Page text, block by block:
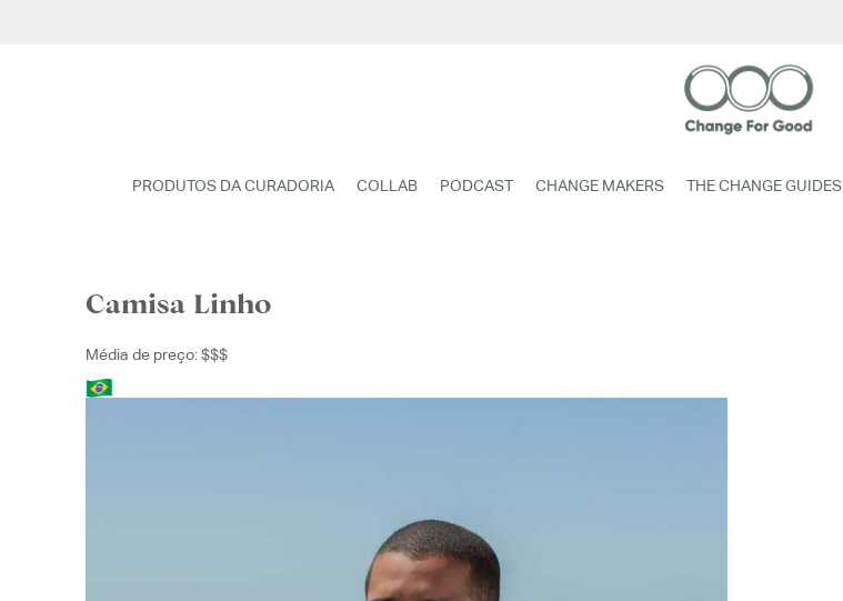
PRODUTOS DA CURADORIA COLLAB PODCAST CHANGE MAKERS THE CHANGE GUIDES
Camisa Linho
Média de preço: $$$